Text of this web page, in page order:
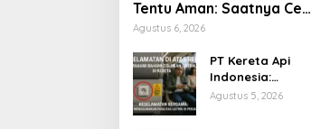
Tentu Aman: Saatnya Cek
Kesehatan Menyeluruh
Agustus 6, 2026
PT Kereta Api
Indonesia:
Bahaya Colok
Agustus 5, 2026